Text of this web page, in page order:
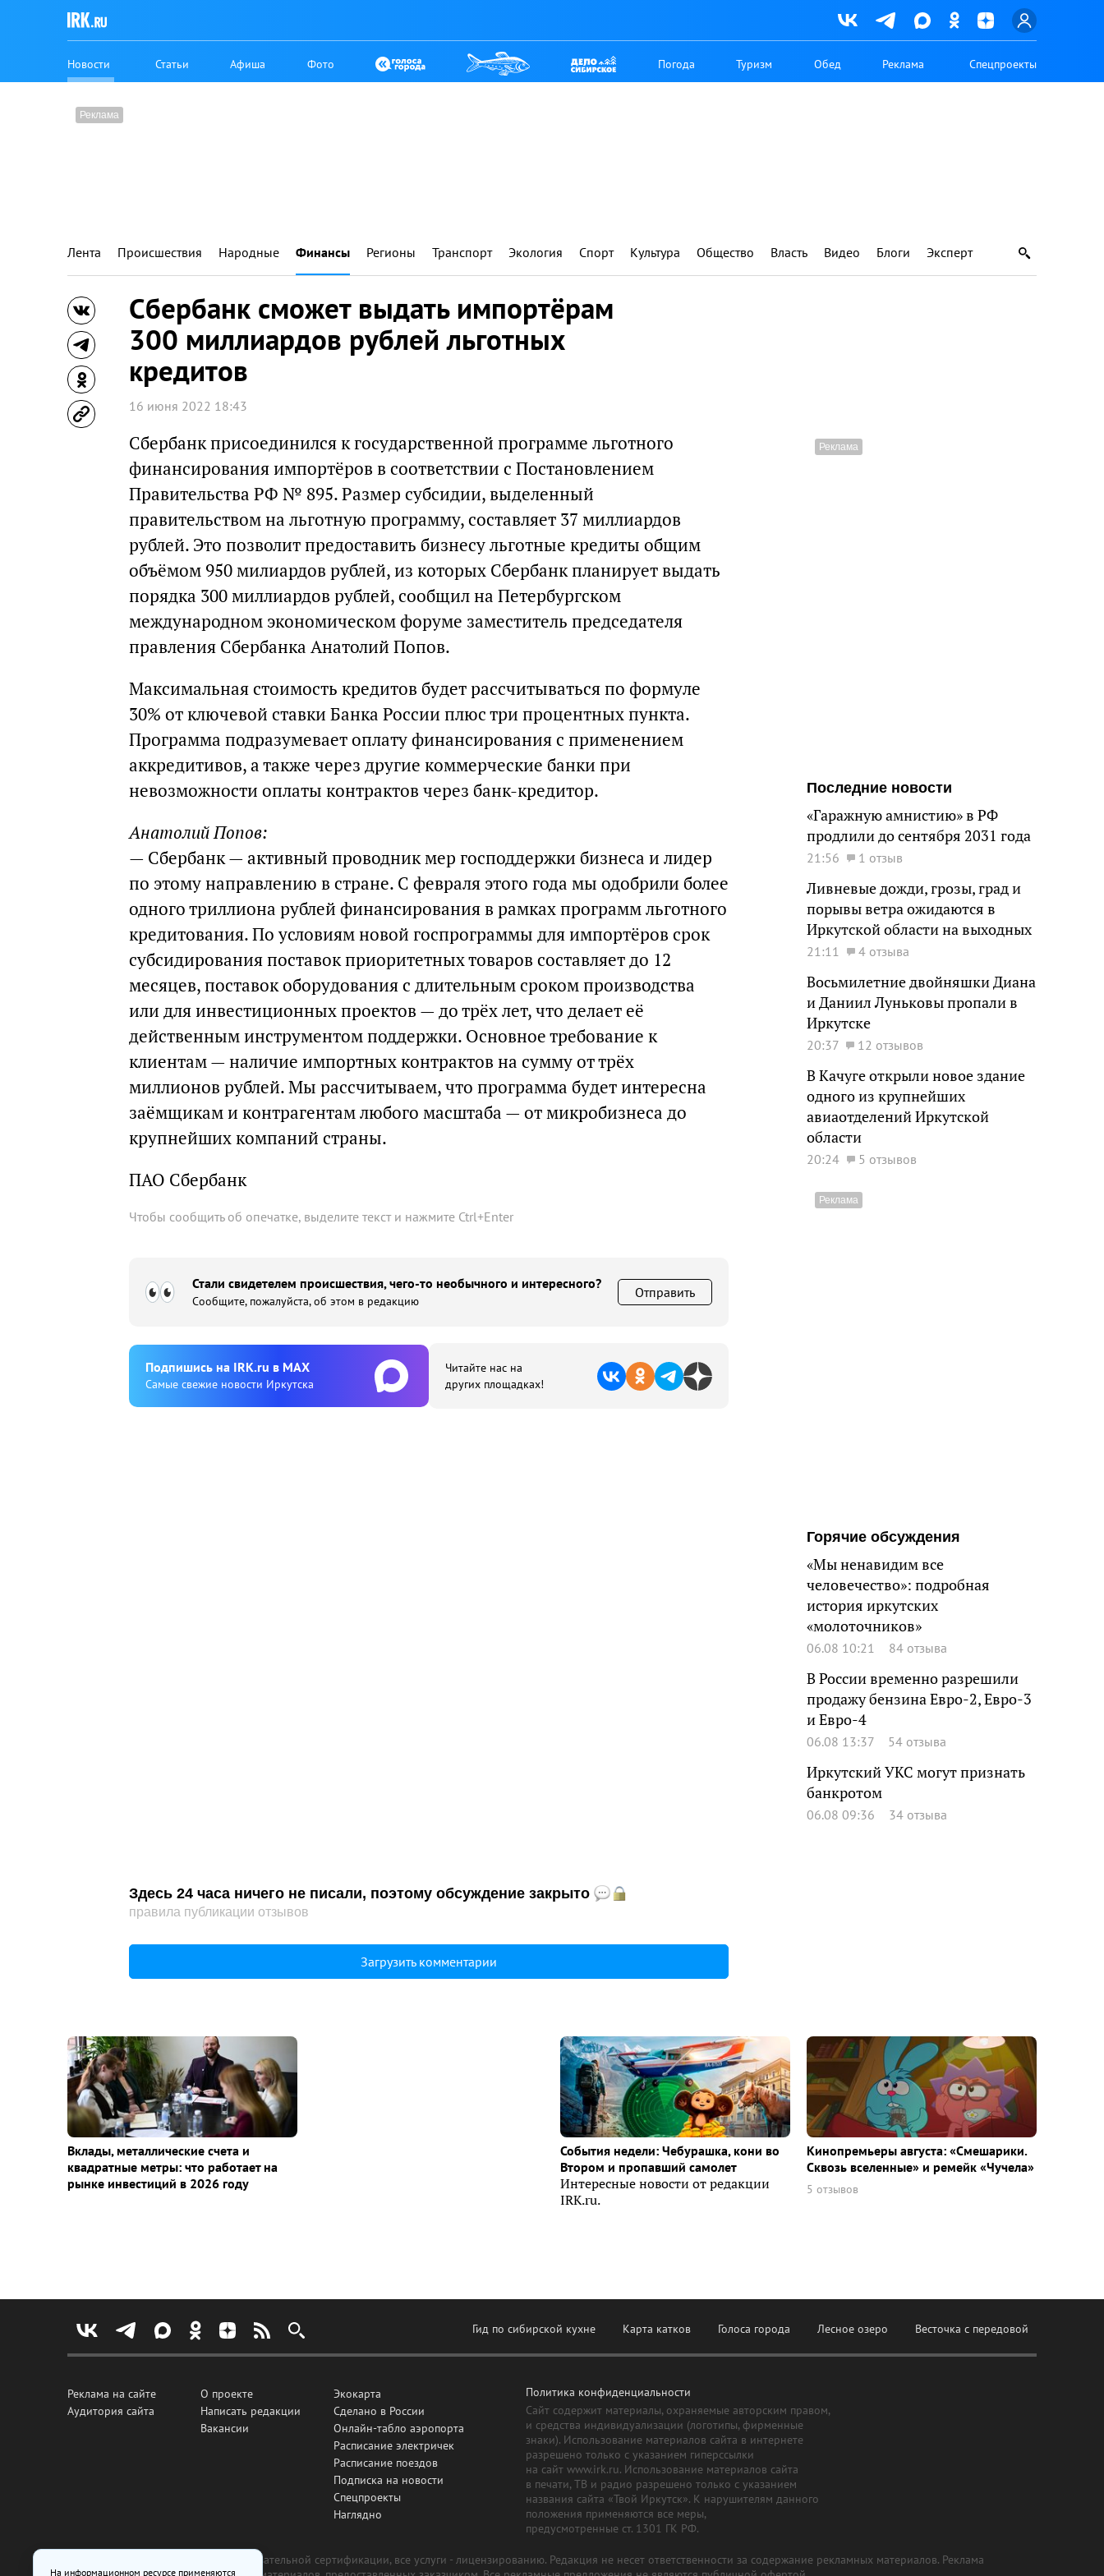
Новости Статьи Афиша Фото Погода Туризм Обед Реклама Спецпроекты
Лента Происшествия Народные Финансы Регионы Транспорт Экология Спорт Культура Общество Власть Видео Блоги Эксперт
Сбербанк сможет выдать импортёрам
300 миллиардов рублей льготных
кредитов
16 июня 2022 18:43
Сбербанк присоединился к государственной программе льготного
финансирования импортёров в соответствии с Постановлением
Правительства РФ № 895. Размер субсидии, выделенный
правительством на льготную программу, составляет 37 миллиардов
рублей. Это позволит предоставить бизнесу льготные кредиты общим
объёмом 950 милиардов рублей, из которых Сбербанк планирует выдать
порядка 300 миллиардов рублей, сообщил на Петербургском
международном экономическом форуме заместитель председателя
правления Сбербанка Анатолий Попов.
Максимальная стоимость кредитов будет рассчитываться по формуле
30% от ключевой ставки Банка России плюс три процентных пункта.
Программа подразумевает оплату финансирования с применением
аккредитивов, а также через другие коммерческие банки при
невозможности оплаты контрактов через банк-кредитор.
Анатолий Попов:
— Сбербанк — активный проводник мер господдержки бизнеса и лидер
по этому направлению в стране. С февраля этого года мы одобрили более
одного триллиона рублей финансирования в рамках программ льготного
кредитования. По условиям новой госпрограммы для импортёров срок
субсидирования поставок приоритетных товаров составляет до 12
месяцев, поставок оборудования с длительным сроком производства
или для инвестиционных проектов — до трёх лет, что делает её
действенным инструментом поддержки. Основное требование к
клиентам — наличие импортных контрактов на сумму от трёх
миллионов рублей. Мы рассчитываем, что программа будет интересна
заёмщикам и контрагентам любого масштаба — от микробизнеса до
крупнейших компаний страны.
ПАО Сбербанк
Чтобы сообщить об опечатке, выделите текст и нажмите Ctrl+Enter
Стали свидетелем происшествия, чего-то необычного и интересного?
Сообщите, пожалуйста, об этом в редакцию
Отправить
Подпишиcь на IRK.ru в MAX
Cамые свежие новости Иркутска
Читайте нас на
других площадках!
Здесь 24 часа ничего не писали, поэтому обсуждение закрыто
правила публикации отзывов
Загрузить комментарии
Последние новости
«Гаражную амнистию» в РФ
продлили до сентября 2031 года
21:56 1 отзыв
Ливневые дожди, грозы, град и
порывы ветра ожидаются в
Иркутской области на выходных
21:11 4 отзыва
Восьмилетние двойняшки Диана
и Даниил Луньковы пропали в
Иркутске
20:37 12 отзывов
В Качуге открыли новое здание
одного из крупнейших
авиаотделений Иркутской
области
20:24 5 отзывов
Горячие обсуждения
«Мы ненавидим все
человечество»: подробная
история иркутских
«молоточников»
06.08 10:21 84 отзыва
В России временно разрешили
продажу бензина Евро-2, Евро-3
и Евро-4
06.08 13:37 54 отзыва
Иркутский УКС могут признать
банкротом
06.08 09:36 34 отзыва
Вклады, металлические счета и
квадратные метры: что работает на
рынке инвестиций в 2026 году
События недели: Чебурашка, кони во
Втором и пропавший самолет
Интересные новости от редакции
IRK.ru.
Кинопремьеры августа: «Смешарики.
Сквозь вселенные» и ремейк «Чучела»
5 отзывов
Гид по сибирской кухне Карта катков Голоса города Лесное озеро Весточка с передовой
Реклама на сайте
Аудитория сайта
О проекте
Написать редакции
Вакансии
Экокарта
Сделано в России
Онлайн-табло аэропорта
Расписание электричек
Расписание поездов
Подписка на новости
Спецпроекты
Наглядно
Политика конфиденциальности
Сайт содержит материалы, охраняемые авторским правом,
и средства индивидуализации (логотипы, фирменные
знаки). Использование материалов сайта в интернете
разрешено только с указанием гиперссылки
на сайт www.irk.ru. Использование материалов сайта
в печати, ТВ и радио разрешено только с указанием
названия сайта «Твой Иркутск». К нарушителям данного
положения применяются все меры,
предусмотренные ст. 1301 ГК РФ.
Все рекламные товары подлежат обязательной сертификации, все услуги - лицензированию. Редакция не несет ответственности за содержание рекламных материалов. Реклама
На информационном ресурсе применяются